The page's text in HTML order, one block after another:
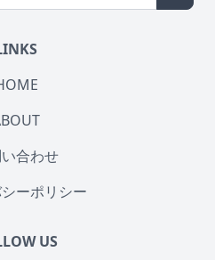
合わせ
ーポリシー
US